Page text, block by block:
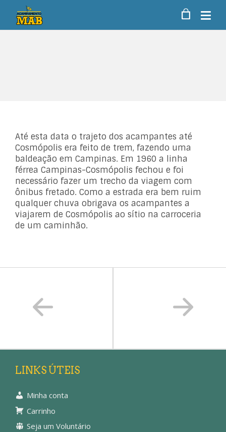
Até esta data o trajeto dos acampantes até
Cosmópolis era feito de trem, fazendo uma
baldeação em Campinas. Em 1960 a linha
férrea Campinas-Cosmópolis fechou e foi
necessário fazer um trecho da viagem com
ônibus fretado. Como a estrada era bem ruim
qualquer chuva obrigava os acampantes a
viajarem de Cosmópolis ao sítio na carroceria
de um caminhão.
LINKS ÚTEIS
Minha conta
Carrinho
Seja um Voluntário